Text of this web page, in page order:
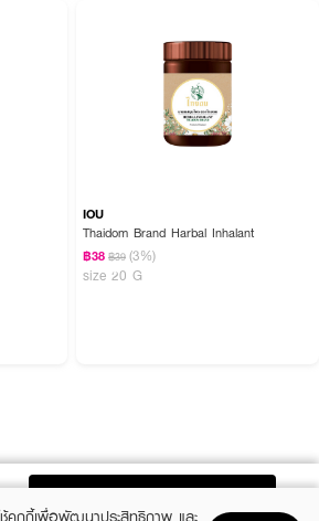
IOU
Thaidom Brand Harbal Inhalant
฿38 ฿39 (3%)
size 20 G
ช้คุกกี้เพื่อพัฒนาประสิทธิภาพ และ